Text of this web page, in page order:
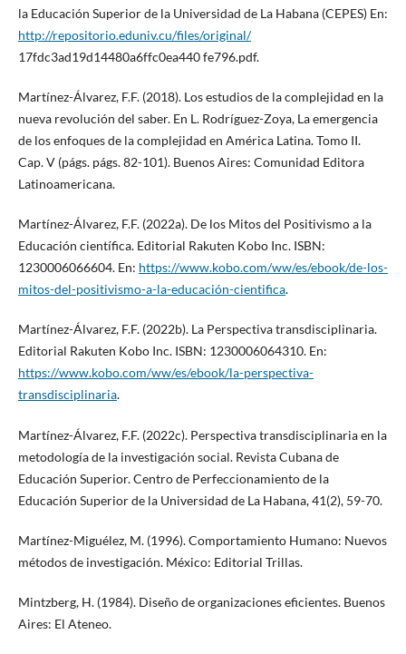
la Educación Superior de la Universidad de La Habana (CEPES) En:
http://repositorio.eduniv.cu/files/original/
17fdc3ad19d14480a6ffc0ea440 fe796.pdf.
Martínez-Álvarez, F.F. (2018). Los estudios de la complejidad en la
nueva revolución del saber. En L. Rodríguez-Zoya, La emergencia
de los enfoques de la complejidad en América Latina. Tomo II.
Cap. V (págs. págs. 82-101). Buenos Aires: Comunidad Editora
Latinoamericana.
Martínez-Álvarez, F.F. (2022a). De los Mitos del Positivismo a la
Educación científica. Editorial Rakuten Kobo Inc. ISBN:
1230006066604. En: https://www.kobo.com/ww/es/ebook/de-los-
mitos-del-positivismo-a-la-educación-cientifica.
Martínez-Álvarez, F.F. (2022b). La Perspectiva transdisciplinaria.
Editorial Rakuten Kobo Inc. ISBN: 1230006064310. En:
https://www.kobo.com/ww/es/ebook/la-perspectiva-
transdisciplinaria.
Martínez-Álvarez, F.F. (2022c). Perspectiva transdisciplinaria en la
metodología de la investigación social. Revista Cubana de
Educación Superior. Centro de Perfeccionamiento de la
Educación Superior de la Universidad de La Habana, 41(2), 59-70.
Martínez-Miguélez, M. (1996). Comportamiento Humano: Nuevos
métodos de investigación. México: Editorial Trillas.
Mintzberg, H. (1984). Diseño de organizaciones eficientes. Buenos
Aires: El Ateneo.